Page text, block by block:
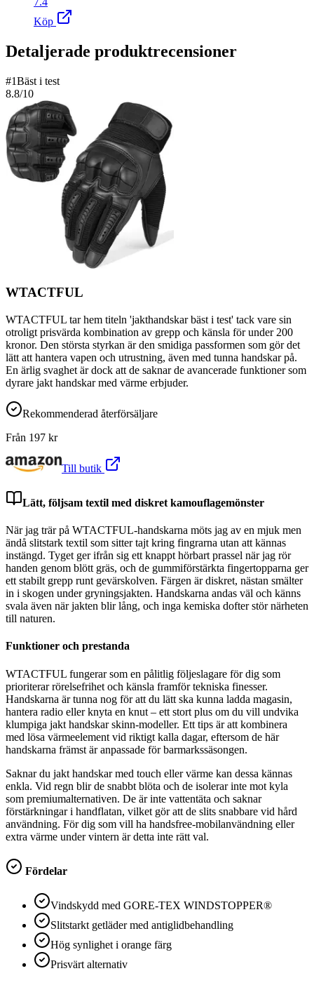
Köp
Detaljerade produktrecensioner
#1Bäst i test
8.8/10
WTACTFUL
WTACTFUL tar hem titeln 'jakthandskar bäst i test' tack vare sin
otroligt prisvärda kombination av grepp och känsla för under 200
kronor. Den största styrkan är den smidiga passformen som gör det
lätt att hantera vapen och utrustning, även med tunna handskar på.
En ärlig svaghet är dock att de saknar de avancerade funktioner som
dyrare jakt handskar med värme erbjuder.
Rekommenderad återförsäljare
Från 197 kr
Till butik
Lätt, följsam textil med diskret kamouflagemönster
När jag trär på WTACTFUL-handskarna möts jag av en mjuk men
ändå slitstark textil som sitter tajt kring fingrarna utan att kännas
instängd. Tyget ger ifrån sig ett knappt hörbart prassel när jag rör
handen genom blött gräs, och de gummiförstärkta fingertopparna ger
ett stabilt grepp runt gevärskolven. Färgen är diskret, nästan smälter
in i skogen under gryningsjakten. Handskarna andas väl och känns
svala även när jakten blir lång, och inga kemiska dofter stör närheten
till naturen.
Funktioner och prestanda
WTACTFUL fungerar som en pålitlig följeslagare för dig som
prioriterar rörelsefrihet och känsla framför tekniska finesser.
Handskarna är tunna nog för att du lätt ska kunna ladda magasin,
hantera radio eller knyta en knut – ett stort plus om du vill undvika
klumpiga jakt handskar skinn-modeller. Ett tips är att kombinera
med lösa värmeelement vid riktigt kalla dagar, eftersom de här
handskarna främst är anpassade för barmarkssäsongen.
Saknar du jakt handskar med touch eller värme kan dessa kännas
enkla. Vid regn blir de snabbt blöta och de isolerar inte mot kyla
som premiumalternativen. De är inte vattentäta och saknar
förstärkningar i handflatan, vilket gör att de slits snabbare vid hård
användning. För dig som vill ha handsfree-mobilanvändning eller
extra värme under vintern är detta inte rätt val.
Fördelar
Vindskydd med GORE-TEX WINDSTOPPER®
Slitstarkt getläder med antiglidbehandling
Hög synlighet i orange färg
Prisvärt alternativ